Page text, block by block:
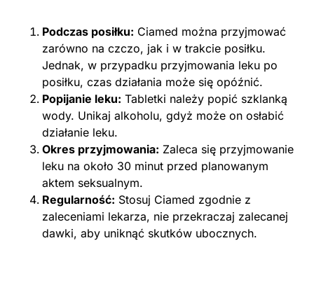
Podczas posiłku: Ciamed można przyjmować
zarówno na czczo, jak i w trakcie posiłku.
Jednak, w przypadku przyjmowania leku po
posiłku, czas działania może się opóźnić.
Popijanie leku: Tabletki należy popić szklanką
wody. Unikaj alkoholu, gdyż może on osłabić
działanie leku.
Okres przyjmowania: Zaleca się przyjmowanie
leku na około 30 minut przed planowanym
aktem seksualnym.
Regularność: Stosuj Ciamed zgodnie z
zaleceniami lekarza, nie przekraczaj zalecanej
dawki, aby uniknąć skutków ubocznych.